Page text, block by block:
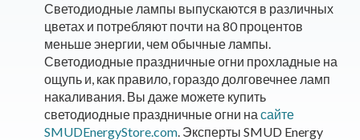
Светодиодные лампы выпускаются в различных
цветах и потребляют почти на 80 процентов
меньше энергии, чем обычные лампы.
Светодиодные праздничные огни прохладные на
ощупь и, как правило, гораздо долговечнее ламп
накаливания. Вы даже можете купить
светодиодные праздничные огни на сайте
SMUDEnergyStore.com. Эксперты SMUD Energy